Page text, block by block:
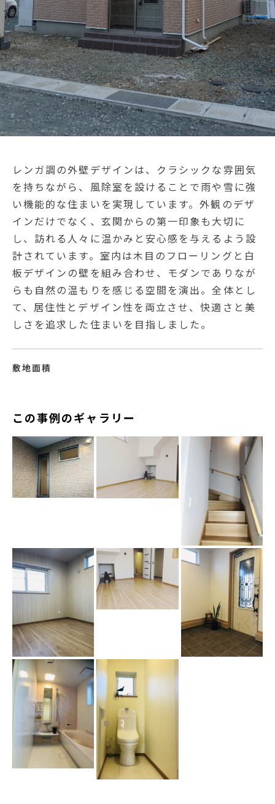
レンガ調の外壁デザインは、クラシックな雰囲気
を持ちながら、風除室を設けることで雨や雪に強
い機能的な住まいを実現しています。外観のデザ
インだけでなく、玄関からの第一印象も大切に
し、訪れる人々に温かみと安心感を与えるよう設
計されています。室内は木目のフローリングと白
板デザインの壁を組み合わせ、モダンでありなが
らも自然の温もりを感じる空間を演出。全体とし
て、居住性とデザイン性を両立させ、快適さと美
しさを追求した住まいを目指しました。
敷地面積
この事例のギャラリー